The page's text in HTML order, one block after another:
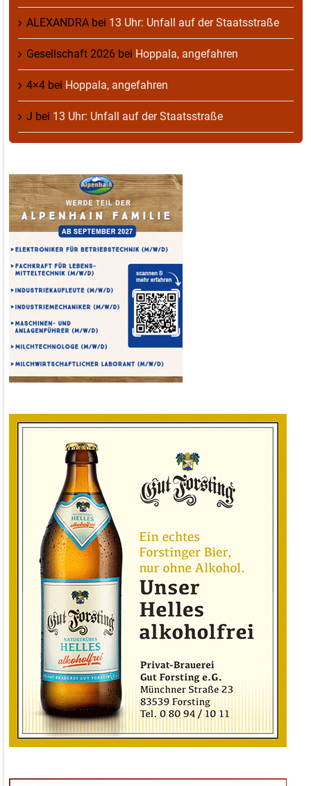
ALEXANDRA bei 13 Uhr: Unfall auf der Staatsstraße
Gesellschaft 2026 bei Hoppala, angefahren
4×4 bei Hoppala, angefahren
J bei 13 Uhr: Unfall auf der Staatsstraße